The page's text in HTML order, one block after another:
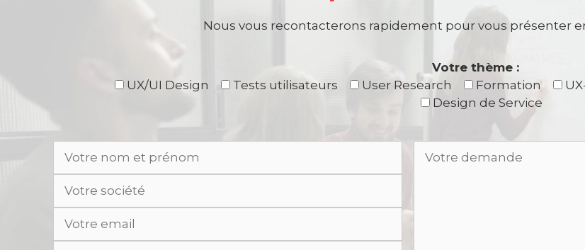
Nous vous recontacterons rapidement pour vous présenter
Votre thème :
UX/UI Design
Tests utilisateurs User Research Formation
Design de Service